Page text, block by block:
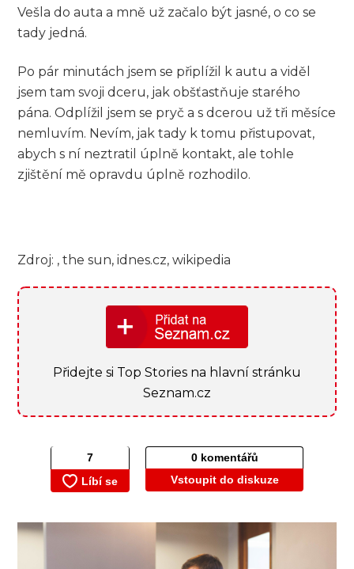
Vešla do auta a mně už začalo být jasné, o co se
tady jedná.
Po pár minutách jsem se připlížil k autu a viděl
jsem tam svoji dceru, jak obšťastňuje starého
pána. Odplížil jsem se pryč a s dcerou už tři měsíce
nemluvím. Nevím, jak tady k tomu přistupovat,
abych s ní neztratil úplně kontakt, ale tohle
zjištění mě opravdu úplně rozhodilo.
Zdroj: , the sun, idnes.cz, wikipedia
Přidejte si Top Stories na hlavní stránku
Seznam.cz
0 komentářů
Vstoupit do diskuze